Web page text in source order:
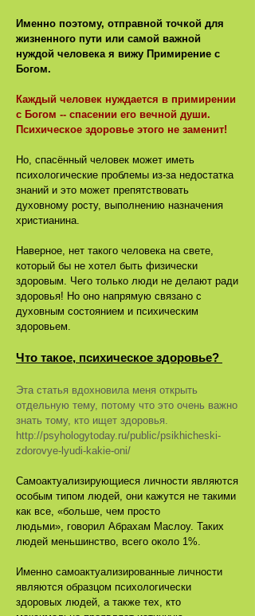
Именно поэтому, отправной точкой для
жизненного пути или самой важной
нуждой человека я вижу Примирение с
Богом.
Каждый человек нуждается в примирении
с Богом -- спасении его вечной души.
Психическое здоровье этого не заменит!
Но, спасённый человек может иметь
психологические проблемы из-за недостатка
знаний и это может препятствовать
духовному росту, выполнению назначения
христианина.
Наверное, нет такого человека на свете,
который бы не хотел быть физически
здоровым. Чего только люди не делают ради
здоровья! Но оно напрямую связано с
духовным состоянием и психическим
здоровьем.
Что такое, психическое здоровье?
Эта статья вдохновила меня открыть
отдельную тему, потому что это очень важно
знать тому, кто ищет здоровья.
http://psyhologytoday.ru/public/psikhicheski-
zdorovye-lyudi-kakie-oni/
Самоактуализирующиеся личности являются
особым типом людей, они кажутся не такими
как все, «больше, чем просто
людьми», говорил Абрахам Маслоу. Таких
людей меньшинство, всего около 1%.
Именно самоактуализированные личности
являются образцом психологически
здоровых людей, а также тех, кто